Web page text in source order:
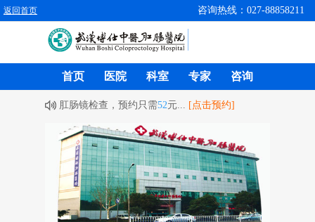
首页 医院 科室 专家 咨询
肛肠镜检查，预约只需52元... [点击预约]
返回首页 咨询热线：027-88858211